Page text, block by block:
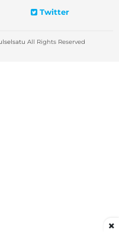
Twitter
All Rights Reserved
×